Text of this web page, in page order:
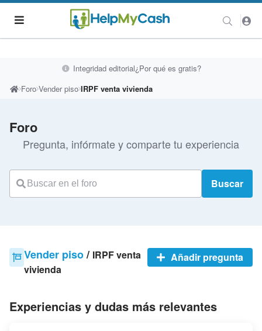
Integridad editorial¿Por qué es gratis?
Foro Vender piso IRPF venta vivienda
Foro
Pregunta, infórmate y comparte tu experiencia
Buscar
Vender piso/ IRPF venta
vivienda
Añadir pregunta
Experiencias y dudas más relevantes